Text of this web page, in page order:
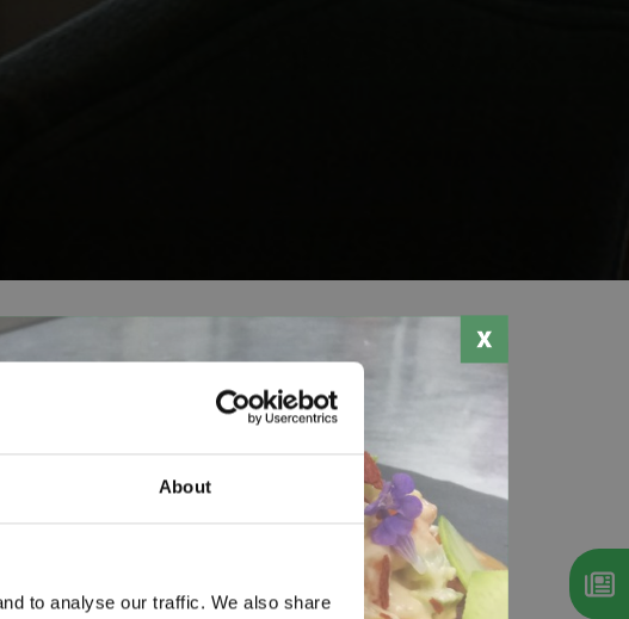
About
to analyse our traffic. We also share
Stampa
da un